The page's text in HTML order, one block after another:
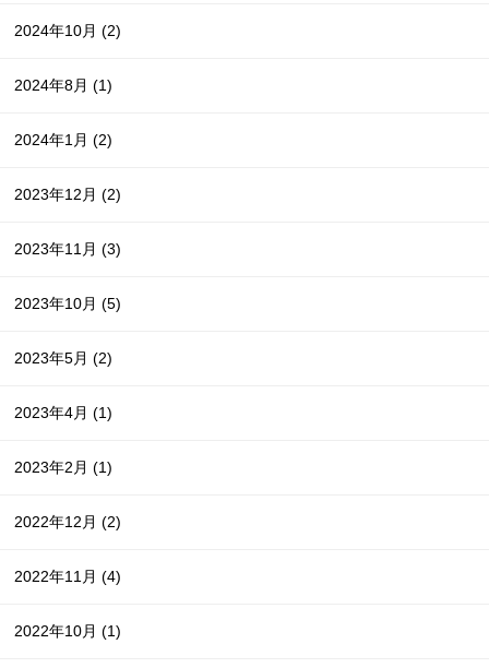
2024年10月(2)
2024年8月(1)
2024年1月(2)
2023年12月(2)
2023年11月(3)
2023年10月(5)
2023年5月(2)
2023年4月(1)
2023年2月(1)
2022年12月(2)
2022年11月(4)
2022年10月(1)